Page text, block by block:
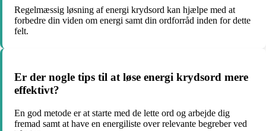
Regelmæssig løsning af energi krydsord kan hjælpe med at
forbedre din viden om energi samt din ordforråd inden for dette
felt.
Er der nogle tips til at løse energi krydsord mere
effektivt?
En god metode er at starte med de lette ord og arbejde dig
fremad samt at have en energiliste over relevante begreber ved